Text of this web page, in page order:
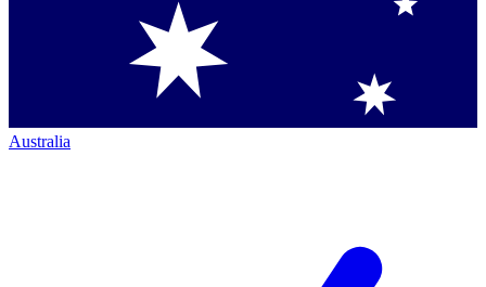
Australia